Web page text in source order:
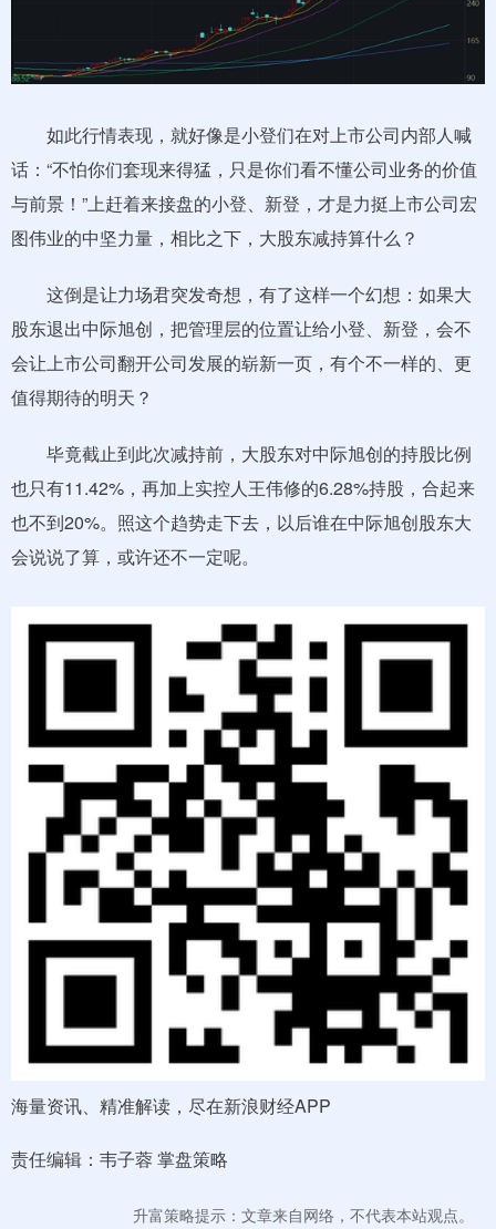
如此行情表现，就好像是小登们在对上市公司内部人喊
话：“不怕你们套现来得猛，只是你们看不懂公司业务的价值
与前景！”上赶着来接盘的小登、新登，才是力挺上市公司宏
图伟业的中坚力量，相比之下，大股东减持算什么？
这倒是让力场君突发奇想，有了这样一个幻想：如果大
股东退出中际旭创，把管理层的位置让给小登、新登，会不
会让上市公司翻开公司发展的崭新一页，有个不一样的、更
值得期待的明天？
毕竟截止到此次减持前，大股东对中际旭创的持股比例
也只有11.42%，再加上实控人王伟修的6.28%持股，合起来
也不到20%。照这个趋势走下去，以后谁在中际旭创股东大
会说说了算，或许还不一定呢。
海量资讯、精准解读，尽在新浪财经APP
责任编辑：韦子蓉 掌盘策略
升富策略提示：文章来自网络，不代表本站观点。